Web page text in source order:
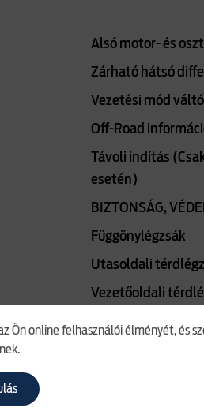
Alsó motor- és
Zárható hátsó
Vezetési mód
Off-Road
Távoli indítás
esetén)
BIZTONSÁG,
Függönylégzsák
Utasoldali
Vezetőoldali
Első és hátsó
Ön online felhasználói élményét, és